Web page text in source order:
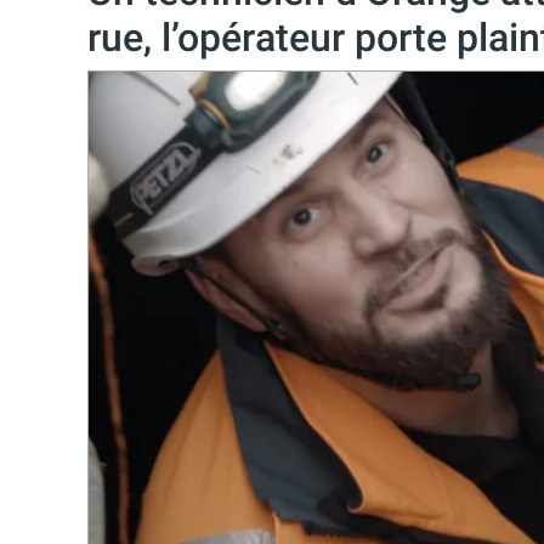
rue, l’opérateur porte